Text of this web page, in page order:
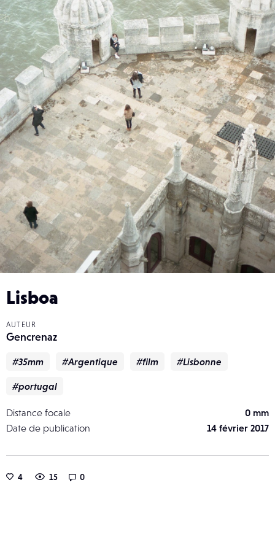
Lisboa
AUTEUR
Gencrenaz
#35mm #Argentique #film #Lisbonne
#portugal
Distance focale
0 mm
Date de publication
14 février 2017
4 15 0